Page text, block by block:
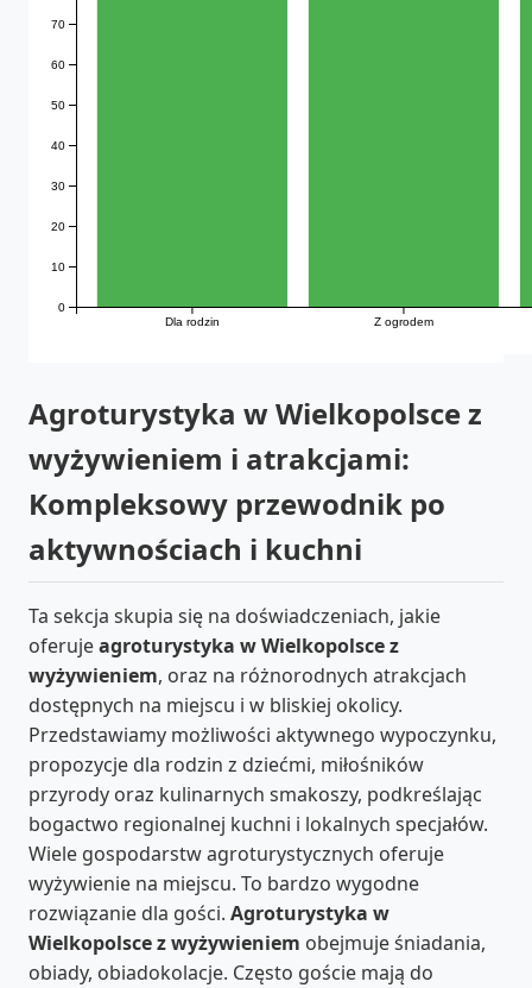
Dla rodzin Z ogrodem
0
10
20
30
40
50
60
70
Agroturystyka w Wielkopolsce z
wyżywieniem i atrakcjami:
Kompleksowy przewodnik po
aktywnościach i kuchni
Ta sekcja skupia się na doświadczeniach, jakie
oferujeagroturystyka w Wielkopolsce z
wyżywieniem, oraz na różnorodnych atrakcjach
dostępnych na miejscu i w bliskiej okolicy.
Przedstawiamy możliwości aktywnego wypoczynku,
propozycje dla rodzin z dziećmi, miłośników
przyrody oraz kulinarnych smakoszy, podkreślając
bogactwo regionalnej kuchni i lokalnych specjałów.
Wiele gospodarstw agroturystycznych oferuje
wyżywienie na miejscu. To bardzo wygodne
rozwiązanie dla gości. Agroturystyka w
Wielkopolsce z wyżywieniem obejmuje śniadania,
obiady, obiadokolacje. Często goście mają do